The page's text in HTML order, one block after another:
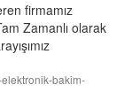
firmamız
Zamanlı olarak
bakim-